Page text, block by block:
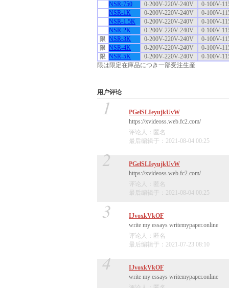
NSR-750
0-200V-220V-240V
0-100V-
NSR-1K
0-200V-220V-240V
0-100V-
NSR-1.5K
0-200V-220V-240V
0-100V-
NSR-2K
0-200V-220V-240V
0-100V-
限 NSR-3K 0-200V-220V-240V
0-100V-
限 NSR-4K 0-200V-220V-240V
0-100V-
限 NSR-5K 0-200V-220V-240V
0-100V-
限は限定在庫品につき一部受注生産
用户评论
1
PGelSLIeyujkUvW
https://xvideoss.web.fc2.com/
评论人：匿名
最后编辑于：2021-08-04 00:25
2
PGelSLIeyujkUvW
https://xvideoss.web.fc2.com/
评论人：匿名
最后编辑于：2021-08-04 00:25
3
IJvoxkVkOF
write my essays writemypaper.online
评论人：匿名
最后编辑于：2021-07-23 08:10
4
IJvoxkVkOF
write my essays writemypaper.online